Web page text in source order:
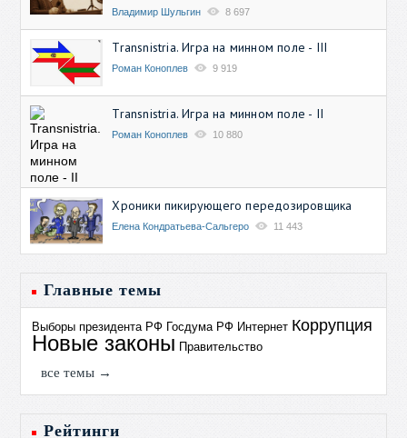
Владимир Шульгин 8 697
Transnistria. Игра на минном поле - III
Роман Коноплев 9 919
Transnistria. Игра на минном поле - II
Роман Коноплев 10 880
Хроники пикирующего передозировщика
Елена Кондратьева-Сальгеро 11 443
Главные темы
Выборы президента РФ Госдума РФ Интернет Коррупция
Новые законы Правительство
все темы →
Рейтинги